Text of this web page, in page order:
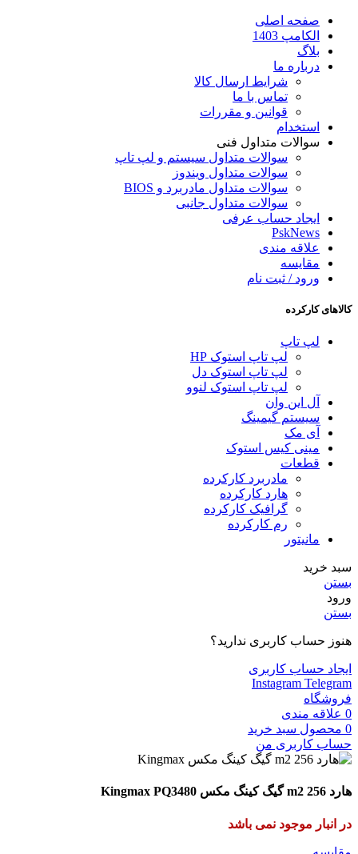
صفحه اصلی
الکامپ 1403
بلاگ
درباره ما
شرایط ارسال کالا
تماس با ما
قوانین و مقررات
استخدام
سوالات متداول فنی
سوالات متداول سیستم و لپ تاپ
سوالات متداول ویندوز
سوالات متداول مادربرد و BIOS
سوالات متداول جانبی
ایجاد حساب عرفی
PskNews
علاقه مندی
مقایسه
ورود / ثبت نام
کالاهای کارکرده
لپ تاپ
لپ تاپ استوک HP
لپ تاپ استوک دل
لپ تاپ استوک لنوو
آل این وان
سیستم گیمینگ
آی مک
مینی کیس استوک
قطعات
مادربرد کارکرده
هارد کارکرده
گرافیک کارکرده
رم کارکرده
مانیتور
سبد خرید
بستن
ورود
بستن
هنوز حساب کاربری ندارید؟
ایجاد حساب کاربری
Instagram Telegram
فروشگاه
0 علاقه مندی
0 محصول سبد خرید
حساب کاربری من
هارد m2 256 گیگ کینگ‌ مکس Kingmax PQ3480
در انبار موجود نمی باشد